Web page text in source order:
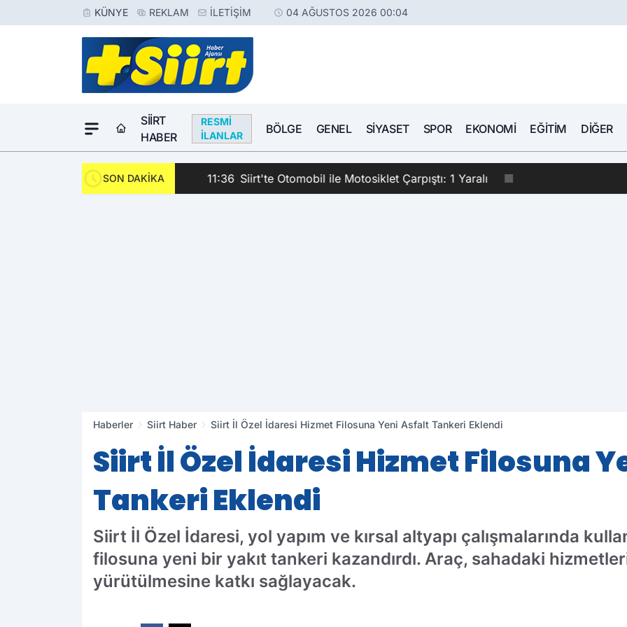
KÜNYE REKLAM İLETIŞIM 04 AĞUSTOS 2026 00:04
SIIRT
HABER
RESMI
İLANLAR
BÖLGE GENEL SIYASET SPOR EKONOMI EĞITIM DIĞER
SON DAKİKA 11:36 Siirt'te Otomobil ile Motosiklet Çarpıştı: 1 Yaralı
Haberler Siirt Haber Siirt İl Özel İdaresi Hizmet Filosuna Yeni Asfalt Tankeri Eklendi
Siirt İl Özel İdaresi Hizmet Filosuna
Tankeri Eklendi
Siirt İl Özel İdaresi, yol yapım ve kırsal altyapı çalışmalarında
filosuna yeni bir yakıt tankeri kazandırdı. Araç, sahadaki
yürütülmesine katkı sağlayacak.